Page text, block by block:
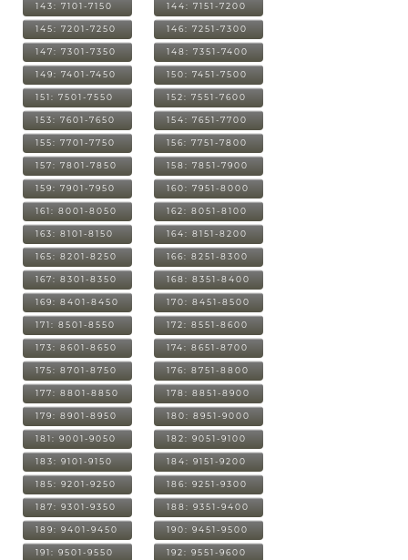
143: 7101-7150 144: 7151-7200
145: 7201-7250 146: 7251-7300
147: 7301-7350 148: 7351-7400
149: 7401-7450 150: 7451-7500
151: 7501-7550 152: 7551-7600
153: 7601-7650 154: 7651-7700
155: 7701-7750 156: 7751-7800
157: 7801-7850 158: 7851-7900
159: 7901-7950 160: 7951-8000
161: 8001-8050 162: 8051-8100
163: 8101-8150 164: 8151-8200
165: 8201-8250 166: 8251-8300
167: 8301-8350 168: 8351-8400
169: 8401-8450 170: 8451-8500
171: 8501-8550 172: 8551-8600
173: 8601-8650 174: 8651-8700
175: 8701-8750 176: 8751-8800
177: 8801-8850 178: 8851-8900
179: 8901-8950 180: 8951-9000
181: 9001-9050 182: 9051-9100
183: 9101-9150 184: 9151-9200
185: 9201-9250 186: 9251-9300
187: 9301-9350 188: 9351-9400
189: 9401-9450 190: 9451-9500
191: 9501-9550 192: 9551-9600